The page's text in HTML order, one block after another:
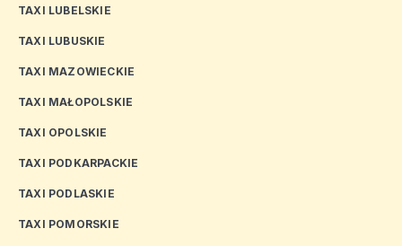
TAXI LUBELSKIE
TAXI LUBUSKIE
TAXI MAZOWIECKIE
TAXI MAŁOPOLSKIE
TAXI OPOLSKIE
TAXI PODKARPACKIE
TAXI PODLASKIE
TAXI POMORSKIE